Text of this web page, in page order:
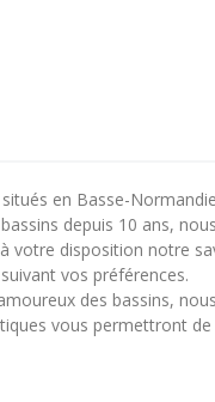
en Basse-
depuis 10 ans,
votre disposition notre
vos préférences.
des bassins,
vous permettront